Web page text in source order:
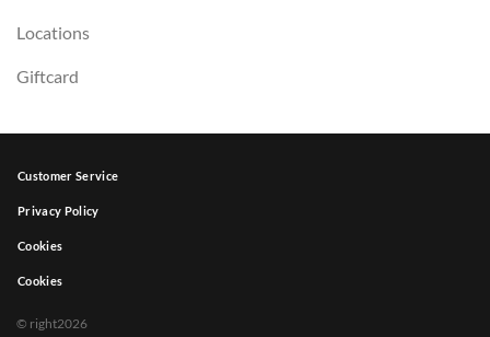
Locations
Giftcard
Customer Service
Privacy Policy
Cookies
Cookies
© right2026